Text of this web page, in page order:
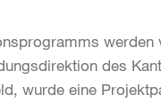
des
wurde eine